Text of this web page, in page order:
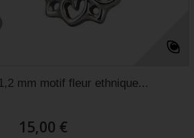
mm motif fleur ethnique...
15,00 €